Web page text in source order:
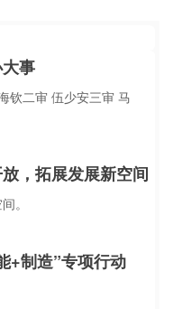
事
钦二审 伍少安三审 马
，拓展发展新空间
。
+制造”专项行动